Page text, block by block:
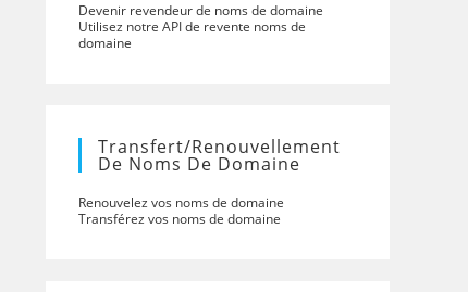
Devenir revendeur de noms de domaine
Utilisez notre API de revente noms de
domaine
Transfert/renouvellement
De Noms De Domaine
Renouvelez vos noms de domaine
Transférez vos noms de domaine